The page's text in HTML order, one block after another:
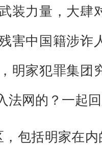
装力量，大肆
害中国籍涉诈
明家犯罪集团
法网的？一起
包括明家在内